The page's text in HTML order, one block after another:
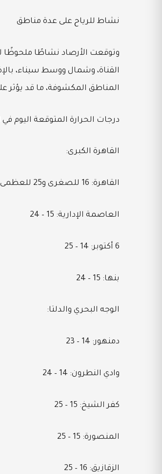
نشاط للرياح على عدة مناطق
وتوقعت الأرصاد نشاطًا ملحوظًا
القناة، وشمال ووسط سيناء،
المناطق المكشوفة، ما قد يؤثر
درجات الحرارة المتوقعة اليوم
القاهرة الكبرى:
القاهرة: 16 للصغرى و25 للعظمى
العاصمة الإدارية: 15 – 24
6 أكتوبر: 14 – 25
بنها: 15 – 24
الوجه البحري والدلتا:
دمنهور: 14 – 23
وادي النطرون: 14 – 24
كفر الشيخ: 15 – 25
المنصورة: 15 – 25
الزقازيق: 16 – 25